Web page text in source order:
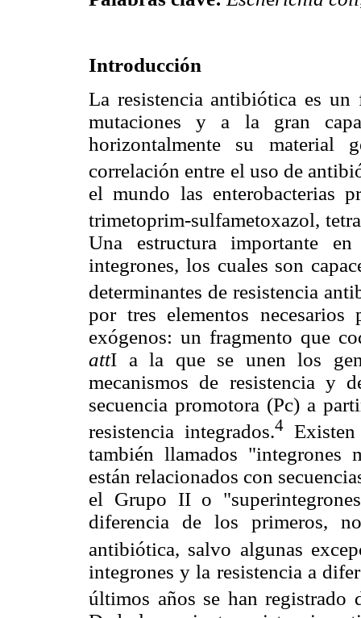
Introducción
La resistencia antibiótica es
mutaciones y a la gran
horizontalmente su
correlación entre el uso de
el mundo las enterobacterias
trimetoprim-sulfametoxazol,
Una estructura importante
integrones, los cuales son
determinantes de resistencia
por tres elementos
exógenos: un fragmento que
attI a la que se unen los
mecanismos de resistencia y
secuencia promotora (Pc) a
resistencia integrados.4Existen
también llamados "integrones
están relacionados con
el Grupo II o
diferencia de los primeros,
antibiótica, salvo algunas
integrones y la resistencia a
últimos años se han registrado